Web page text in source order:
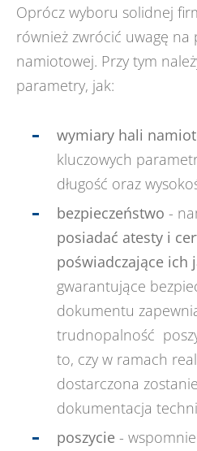
Oprócz wyboru solidnej
również zwrócić uwagę na
namiotowej. Przy tym
parametry, jak:
wymiary hali
kluczowych
długość oraz
bezpieczeństwo -
posiadać atesty i
poświadczające ich
gwarantujące
dokumentu
trudnopalność
to, czy w ramach
dostarczona
dokumentacja
poszycie -